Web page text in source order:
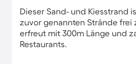
Dieser Sand- und Kiesstrand
zuvor genannten Strände frei
erfreut mit 300m Länge und
Restaurants.